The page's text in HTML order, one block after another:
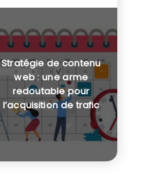
Stratégie de contenu
web : une arme
redoutable pour
l’acquisition de trafic